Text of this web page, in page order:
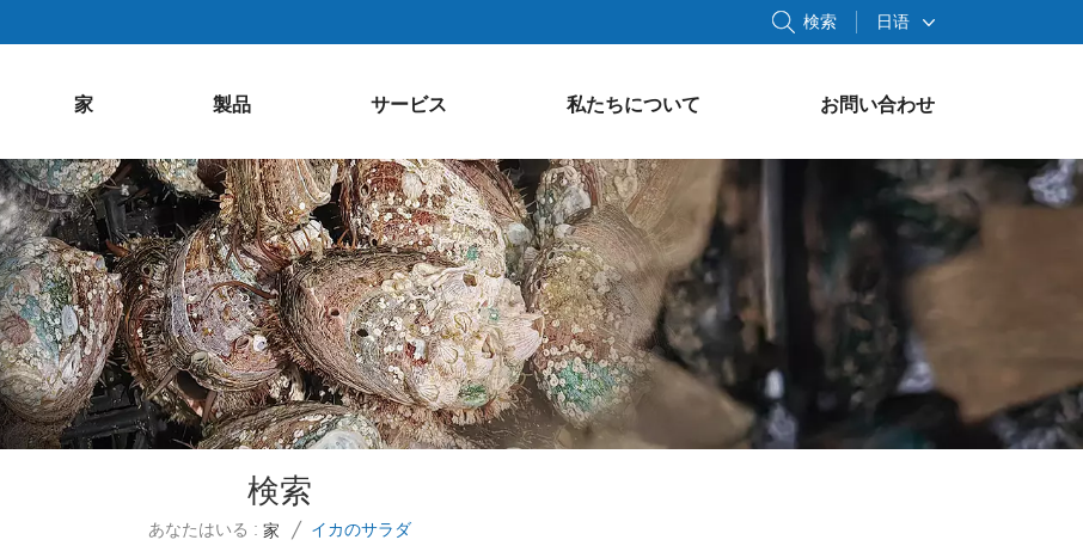
日语
検索
家 製品 サービス 私たちについて お問い合わせ
検索
あなたはいる : 家 / イカのサラダ